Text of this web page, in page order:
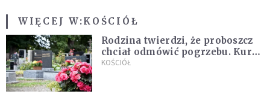
WIĘCEJ W:KOŚCIÓŁ
Rodzina twierdzi, że proboszcz
chciał odmówić pogrzebu. Kuria
zapowiada wyjaśnienia
KOŚCIÓŁ